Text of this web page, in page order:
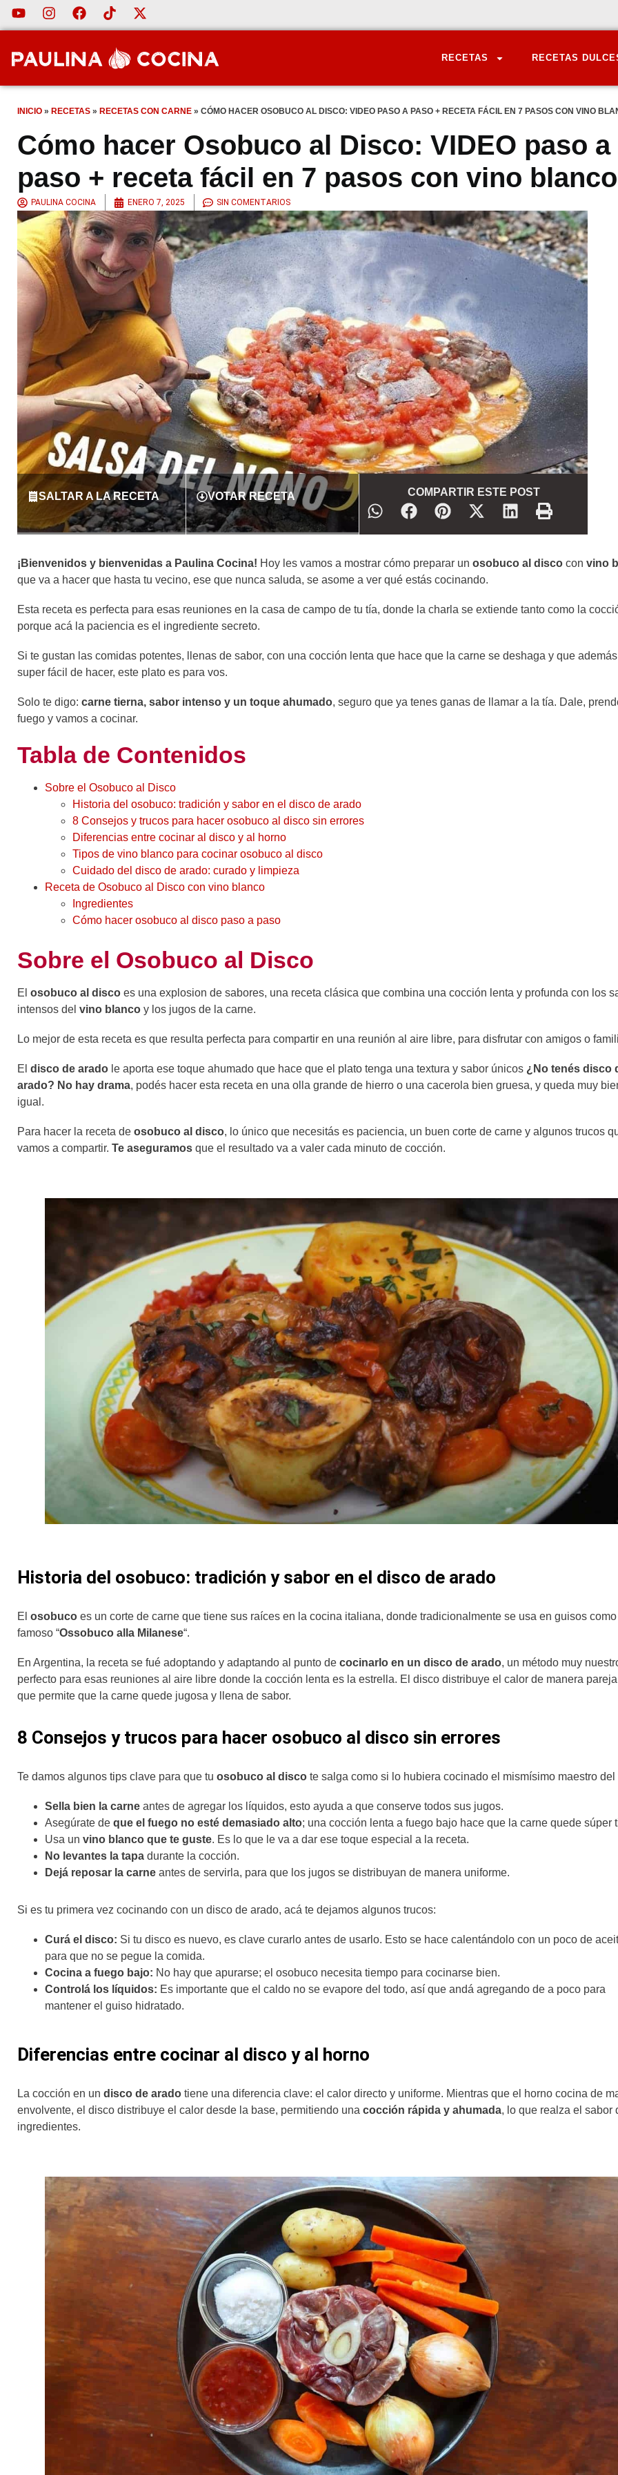
RECETAS RECETAS
INICIO » RECETAS » RECETAS CON CARNE » CÓMO HACER OSOBUCO AL DISCO: VIDEO PASO A PASO + RECETA FÁCIL EN 7 PASOS CON VINO
Cómo hacer Osobuco al Disco: VIDEO paso a
paso + receta fácil en 7 pasos con vino blanco
PAULINA COCINA ENERO 7, 2025 SIN COMENTARIOS
SALTAR A LA RECETA VOTAR RECETA COMPARTIR ESTE POST
¡Bienvenidos y bienvenidas a Paulina Cocina! Hoy les vamos a mostrar cómo preparar un osobuco al disco con vino
que va a hacer que hasta tu vecino, ese que nunca saluda, se asome a ver qué estás cocinando.
Esta receta es perfecta para esas reuniones en la casa de campo de tu tía, donde la charla se extiende tanto como la
porque acá la paciencia es el ingrediente secreto.
Si te gustan las comidas potentes, llenas de sabor, con una cocción lenta que hace que la carne se deshaga y que
super fácil de hacer, este plato es para vos.
Solo te digo: carne tierna, sabor intenso y un toque ahumado, seguro que ya tenes ganas de llamar a la tía. Dale,
fuego y vamos a cocinar.
Tabla de Contenidos
Sobre el Osobuco al Disco
Historia del osobuco: tradición y sabor en el disco de arado
8 Consejos y trucos para hacer osobuco al disco sin errores
Diferencias entre cocinar al disco y al horno
Tipos de vino blanco para cocinar osobuco al disco
Cuidado del disco de arado: curado y limpieza
Receta de Osobuco al Disco con vino blanco
Ingredientes
Cómo hacer osobuco al disco paso a paso
Sobre el Osobuco al Disco
El osobuco al disco es una explosion de sabores, una receta clásica que combina una cocción lenta y profunda con los
intensos del vino blanco y los jugos de la carne.
Lo mejor de esta receta es que resulta perfecta para compartir en una reunión al aire libre, para disfrutar con amigos o
El disco de arado le aporta ese toque ahumado que hace que el plato tenga una textura y sabor únicos ¿No tenés disco
arado? No hay drama, podés hacer esta receta en una olla grande de hierro o una cacerola bien gruesa, y queda muy
igual.
Para hacer la receta de osobuco al disco, lo único que necesitás es paciencia, un buen corte de carne y algunos trucos
vamos a compartir. Te aseguramos que el resultado va a valer cada minuto de cocción.
Historia del osobuco: tradición y sabor en el disco de arado
El osobuco es un corte de carne que tiene sus raíces en la cocina italiana, donde tradicionalmente se usa en guisos como
famoso “Ossobuco alla Milanese“.
En Argentina, la receta se fué adoptando y adaptando al punto de cocinarlo en un disco de arado, un método muy
perfecto para esas reuniones al aire libre donde la cocción lenta es la estrella. El disco distribuye el calor de manera
que permite que la carne quede jugosa y llena de sabor.
8 Consejos y trucos para hacer osobuco al disco sin errores
Te damos algunos tips clave para que tu osobuco al disco te salga como si lo hubiera cocinado el mismísimo maestro del
Sella bien la carne antes de agregar los líquidos, esto ayuda a que conserve todos sus jugos.
Asegúrate de que el fuego no esté demasiado alto; una cocción lenta a fuego bajo hace que la carne quede súper
Usa un vino blanco que te guste. Es lo que le va a dar ese toque especial a la receta.
No levantes la tapa durante la cocción.
Dejá reposar la carne antes de servirla, para que los jugos se distribuyan de manera uniforme.
Si es tu primera vez cocinando con un disco de arado, acá te dejamos algunos trucos:
Curá el disco: Si tu disco es nuevo, es clave curarlo antes de usarlo. Esto se hace calentándolo con un poco de
para que no se pegue la comida.
Cocina a fuego bajo: No hay que apurarse; el osobuco necesita tiempo para cocinarse bien.
Controlá los líquidos: Es importante que el caldo no se evapore del todo, así que andá agregando de a poco para
mantener el guiso hidratado.
Diferencias entre cocinar al disco y al horno
La cocción en un disco de arado tiene una diferencia clave: el calor directo y uniforme. Mientras que el horno cocina de
envolvente, el disco distribuye el calor desde la base, permitiendo una cocción rápida y ahumada, lo que realza el sabor
ingredientes.